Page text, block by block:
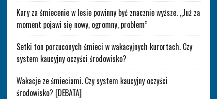
Kary za śmiecenie w lesie powinny być znacznie wyższe. „Już za
moment pojawi się nowy, ogromny, problem”
Setki ton porzuconych śmieci w wakacyjnych kurortach. Czy
system kaucyjny oczyści środowisko?
Wakacje ze śmieciami. Czy system kaucyjny oczyści
środowisko? [DEBATA]